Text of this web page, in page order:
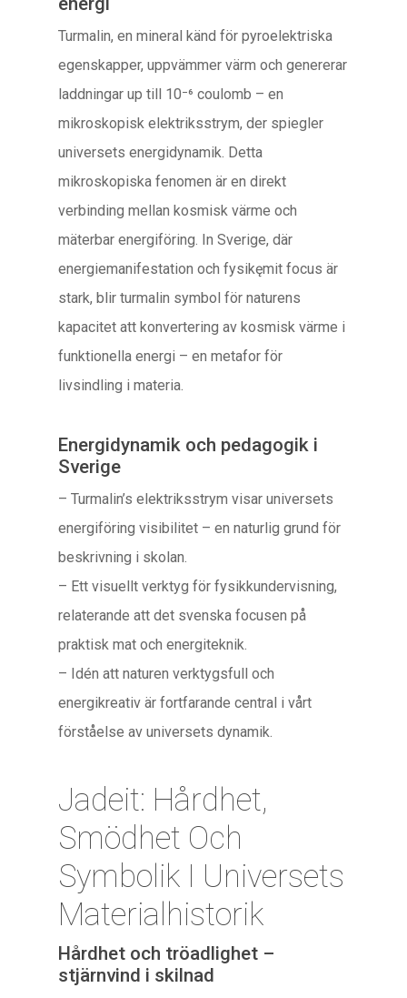
Turmalin, en mineral känd för pyroelektriska
egenskapper, uppvämmer värm och genererar
laddningar up till 10⁻⁶ coulomb – en
mikroskopisk elektriksstrym, der spiegler
universets energidynamik. Detta
mikroskopiska fenomen är en direkt
verbinding mellan kosmisk värme och
mäterbar energiföring. In Sverige, där
energiemanifestation och fysikęmit focus är
stark, blir turmalin symbol för naturens
kapacitet att konvertering av kosmisk värme i
funktionella energi – en metafor för
livsindling i materia.
Energidynamik och pedagogik i
Sverige
– Turmalin’s elektriksstrym visar universets
energiföring visibilitet – en naturlig grund för
beskrivning i skolan.
– Ett visuellt verktyg för fysikkundervisning,
relaterande att det svenska focusen på
praktisk mat och energiteknik.
– Idén att naturen verktygsfull och
energikreativ är fortfarande central i vårt
förståelse av universets dynamik.
Jadeit: Hårdhet,
Smödhet Och
Symbolik I Universets
Materialhistorik
Hårdhet och tröadlighet –
stjärnvind i skilnad